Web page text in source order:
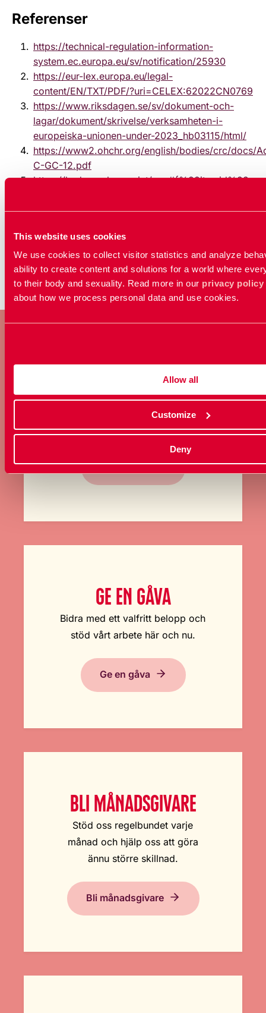
This website uses cookies
We use cookies to collect visitor statistics and analyze
ability to create content and solutions for a world where
to their body and sexuality. Read more in our privacy policy
about how we process personal data and use cookies.
Allow all
Customize
Deny
Referenser
https://technical-regulation-information-
system.ec.europa.eu/sv/notification/25930
https://eur-lex.europa.eu/legal-
content/EN/TXT/PDF/?uri=CELEX:62022CN0769
https://www.riksdagen.se/sv/dokument-och-
lagar/dokument/skrivelse/verksamheten-i-
europeiska-unionen-under-2023_hb03115/html/
https://www2.ohchr.org/english/bodies/crc/docs/
C-GC-12.pdf
https://hudoc.echr.coe.int/eng#{%22itemid%22:
Uppdaterad:16 mar 2026
BLI MEDLEM
Ta ställning för allas rätt att
bestämma över sin kropp och
sexualitet.
Bli medlem
GE EN GÅVA
Bidra med ett valfritt belopp och
stöd vårt arbete här och nu.
Ge en gåva
BLI MÅNADSGIVARE
Stöd oss regelbundet varje
månad och hjälp oss att göra
ännu större skillnad.
Bli månadsgivare